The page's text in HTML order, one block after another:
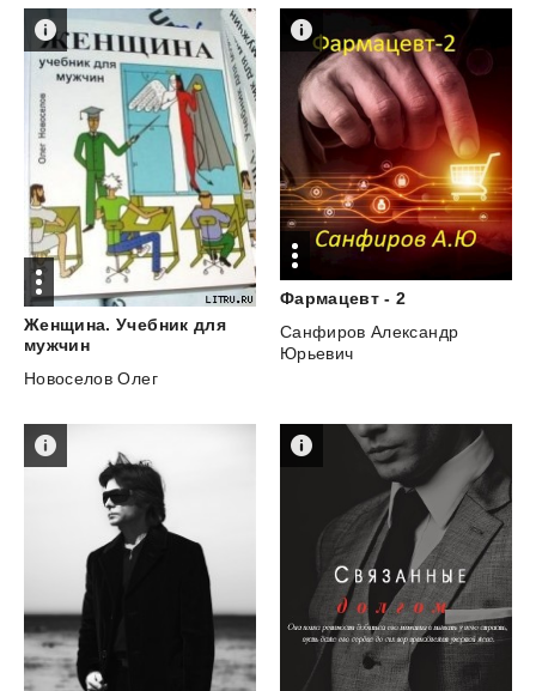
Женщина. Учебник для
мужчин
Новоселов Олег
Фармацевт - 2
Санфиров Александр
Юрьевич